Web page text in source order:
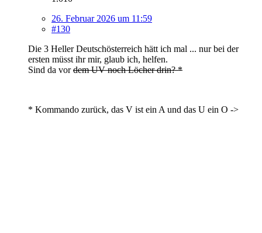
26. Februar 2026 um 11:59
#130
Die 3 Heller Deutschösterreich hätt ich mal ... nur bei der
ersten müsst ihr mir, glaub ich, helfen.
Sind da vordem UV noch Löcher drin? *
* Kommando zurück, das V ist ein A und das U ein O ->